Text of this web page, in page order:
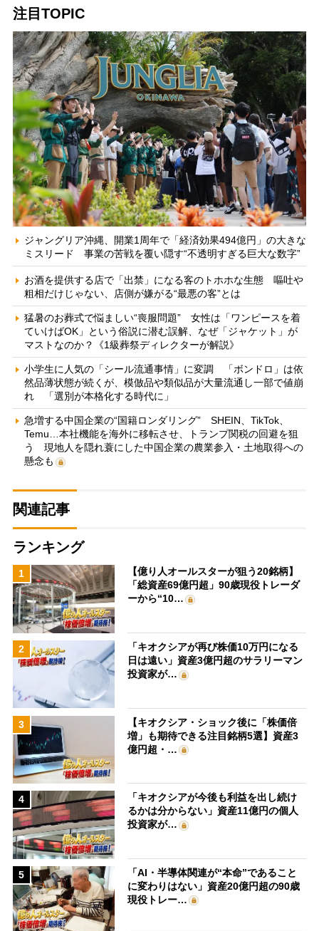
注目TOPIC
ジャングリア沖縄、開業1周年で「経済効果494億円」の大きな
ミスリード 事業の苦戦を覆い隠す“不透明すぎる巨大な数字”
お酒を提供する店で「出禁」になる客のトホホな生態 嘔吐や
粗相だけじゃない、店側が嫌がる“最悪の客”とは
猛暑のお葬式で悩ましい“喪服問題” 女性は「ワンピースを着
ていけばOK」という俗説に潜む誤解、なぜ「ジャケット」が
マストなのか？《1級葬祭ディレクターが解説》
小学生に人気の「シール流通事情」に変調 「ボンドロ」は依
然品薄状態が続くが、模倣品や類似品が大量流通し一部で値崩
れ 「選別が本格化する時代に」
急増する中国企業の“国籍ロンダリング” SHEIN、TikTok、
Temu…本社機能を海外に移転させ、トランプ関税の回避を狙
う 現地人を隠れ蓑にした中国企業の農業参入・土地取得への
懸念も
関連記事
ランキング
1
【億り人オールスターが狙う20銘柄】
「総資産69億円超」90歳現役トレーダ
ーから“10…
2
「キオクシアが再び株価10万円になる
日は遠い」資産3億円超のサラリーマン
投資家が…
3
【キオクシア・ショック後に「株価倍
増」も期待できる注目銘柄5選】資産3
億円超・…
4
「キオクシアが今後も利益を出し続け
るかは分からない」資産11億円の個人
投資家が…
5
「AI・半導体関連が“本命”であること
に変わりはない」資産20億円超の90歳
現役トレー…